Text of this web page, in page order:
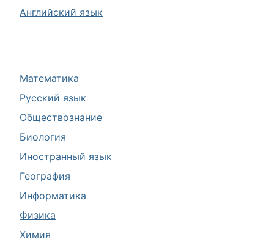
Математика
Русский язык
Обществознание
Биология
Иностранный язык
География
Информатика
Физика
Химия
Английский язык